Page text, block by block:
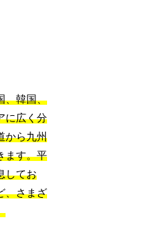
、韓国、
に広く分
から九州
ます。平
してお
、さまざ